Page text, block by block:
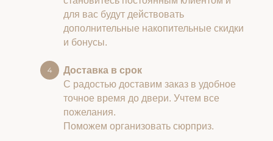
для вас будут действовать
дополнительные накопительные скидки
и бонусы.
Доставка в срок
С радостью доставим заказ в удобное
точное время до двери. Учтем все
пожелания.
Поможем организовать сюрприз.